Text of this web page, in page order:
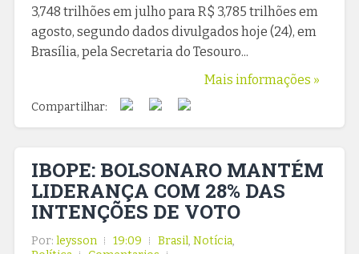
3,748 trilhões em julho para R$ 3,785 trilhões em
agosto, segundo dados divulgados hoje (24), em
Brasília, pela Secretaria do Tesouro...
Mais informações »
Compartilhar:
IBOPE: BOLSONARO MANTÉM
LIDERANÇA COM 28% DAS
INTENÇÕES DE VOTO
Por: leysson 19:09 Brasil, Notícia,